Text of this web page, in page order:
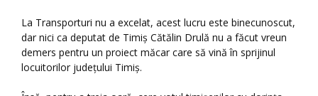
La Transporturi nu a excelat, acest lucru este binecunoscut,
dar nici ca deputat de Timiș Cătălin Drulă nu a făcut vreun
demers pentru un proiect măcar care să vină în sprijinul
locuitorilor județului Timiș.